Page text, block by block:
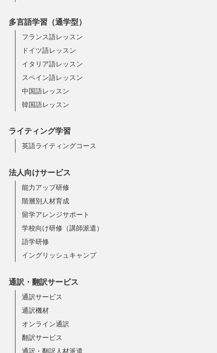
多言語学習（通学型）
フランス語レッスン
ドイツ語レッスン
イタリア語レッスン
スペイン語レッスン
中国語レッスン
韓国語レッスン
ライティング学習
英語ライティングコース
法人向けサービス
能力アップ研修
階層別人材育成
留学アレンジサポート
学校向け研修（講師派遣）
語学研修
イングリッシュキャンプ
通訳・翻訳サービス
通訳サービス
通訳機材
オンライン通訳
翻訳サービス
通訳・翻訳人材派遣